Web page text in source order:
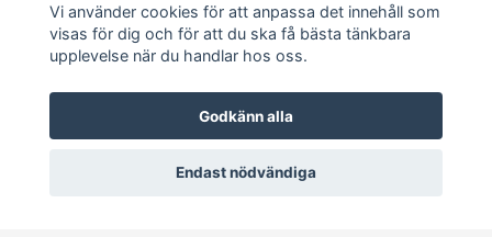
Vi använder cookies för att anpassa det innehåll som
visas för dig och för att du ska få bästa tänkbara
upplevelse när du handlar hos oss.
Godkänn alla
Endast nödvändiga